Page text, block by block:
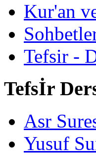
Kur'an
Tefsir -
Tefsİr
Asr
Yusuf